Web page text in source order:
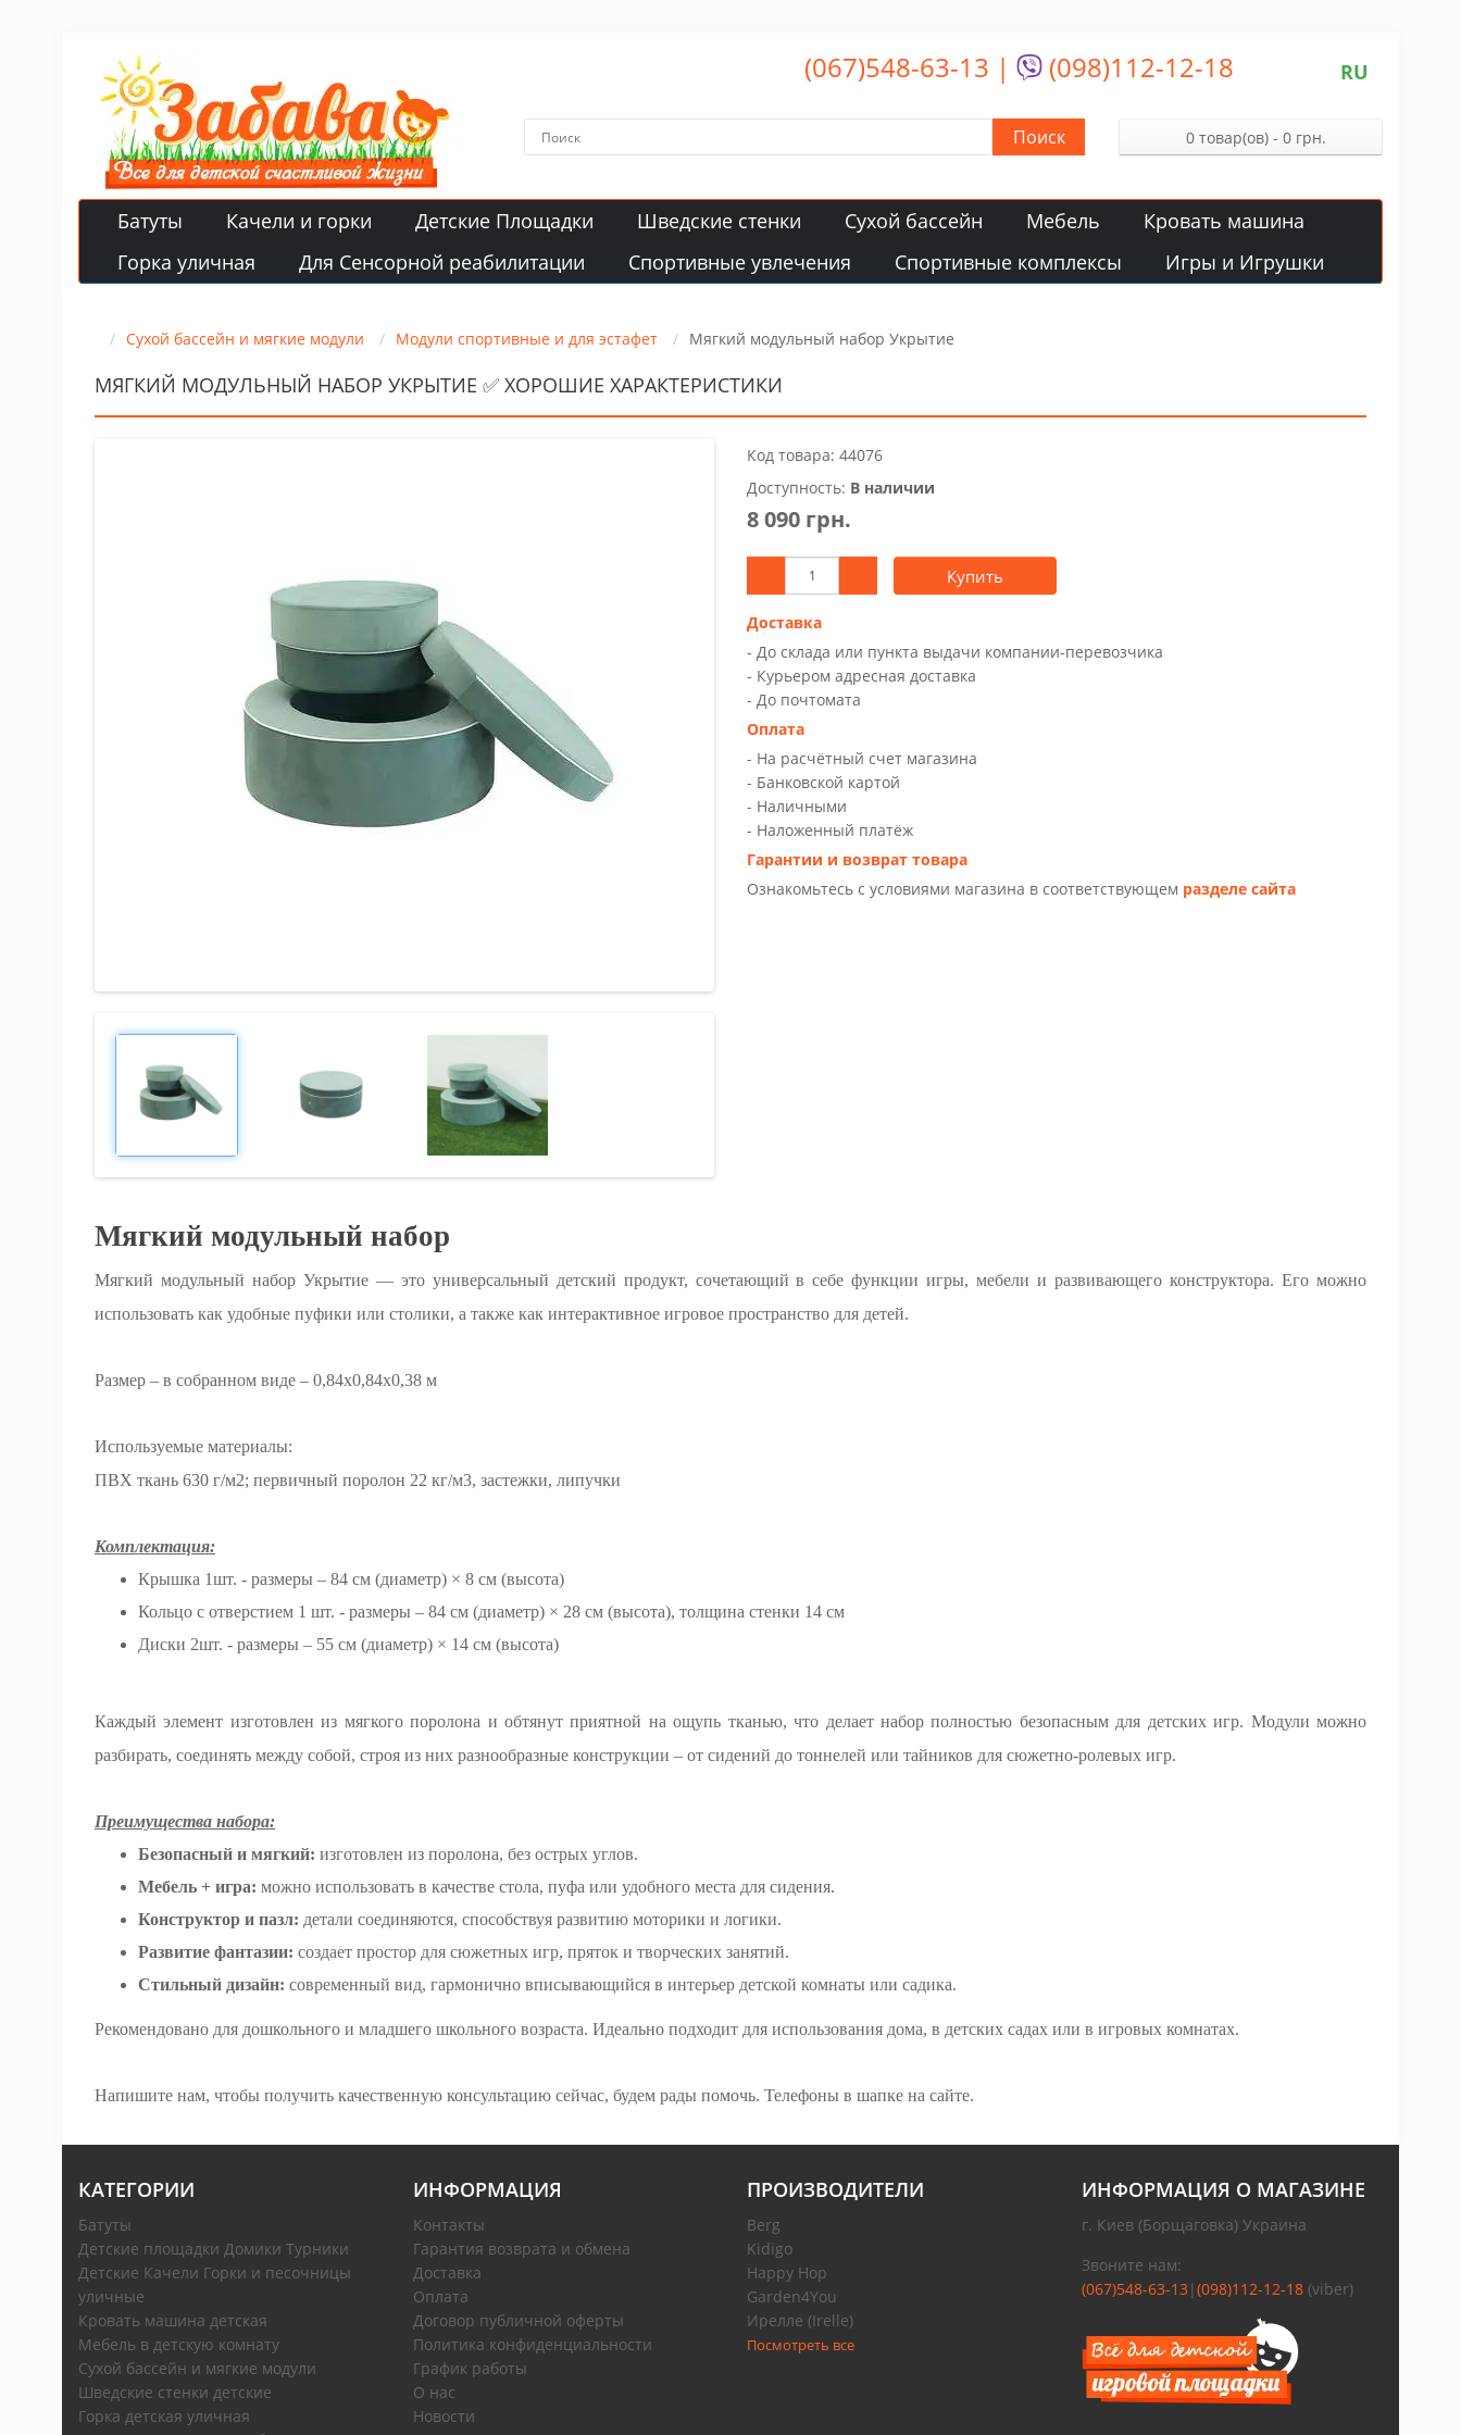
(067)548-63-13 | (098)112-12-18 RU
Поиск 0 товар(ов) - 0 грн.
Батуты Качели и горки Детские Площадки Шведские стенки Сухой бассейн Мебель
Кровать машина
Горка уличная
Для Сенсорной реабилитации Спортивные увлечения Спортивные комплексы Игры и Игрушки
Сухой бассейн и мягкие модули Модули спортивные и для эстафет Мягкий модульный набор Укрытие
МЯГКИЙ МОДУЛЬНЫЙ НАБОР УКРЫТИЕ ✅ ХОРОШИЕ ХАРАКТЕРИСТИКИ
Код товара: 44076
Доступность: В наличии
8 090 грн.
Купить
Доставка
- До склада или пункта выдачи компании-перевозчика
- Курьером адресная доставка
- До почтомата
Оплата
- На расчётный счет магазина
- Банковской картой
- Наличными
- Наложенный платёж
Гарантии и возврат товара
Ознакомьтесь с условиями магазина в соответствующем разделе сайта
Мягкий модульный набор
Мягкий модульный набор Укрытие — это универсальный детский продукт, сочетающий в себе функции игры, мебели и развивающего конструктора. Его можно
использовать как удобные пуфики или столики, а также как интерактивное игровое пространство для детей.
Размер – в собранном виде – 0,84х0,84х0,38 м
Используемые материалы:
ПВХ ткань 630 г/м2; первичный поролон 22 кг/м3, застежки, липучки
Комплектация:
Крышка 1шт. - размеры – 84 см (диаметр) × 8 см (высота)
Кольцо с отверстием 1 шт. - размеры – 84 см (диаметр) × 28 см (высота), толщина стенки 14 см
Диски 2шт. - размеры – 55 см (диаметр) × 14 см (высота)
Каждый элемент изготовлен из мягкого поролона и обтянут приятной на ощупь тканью, что делает набор полностью безопасным для детских игр. Модули можно
разбирать, соединять между собой, строя из них разнообразные конструкции – от сидений до тоннелей или тайников для сюжетно-ролевых игр.
Преимущества набора:
Безопасный и мягкий: изготовлен из поролона, без острых углов.
Мебель + игра: можно использовать в качестве стола, пуфа или удобного места для сидения.
Конструктор и пазл: детали соединяются, способствуя развитию моторики и логики.
Развитие фантазии: создает простор для сюжетных игр, пряток и творческих занятий.
Стильный дизайн: современный вид, гармонично вписывающийся в интерьер детской комнаты или садика.
Рекомендовано для дошкольного и младшего школьного возраста. Идеально подходит для использования дома, в детских садах или в игровых комнатах.
Напишите нам, чтобы получить качественную консультацию сейчас, будем рады помочь. Телефоны в шапке на сайте.
КАТЕГОРИИ
Батуты
Детские площадки Домики Турники
Детские Качели Горки и песочницы
уличные
Кровать машина детская
Мебель в детскую комнату
Сухой бассейн и мягкие модули
Шведские стенки детские
Горка детская уличная
ИНФОРМАЦИЯ
Контакты
Гарантия возврата и обмена
Доставка
Оплата
Договор публичной оферты
Политика конфиденциальности
График работы
О нас
Новости
ПРОИЗВОДИТЕЛИ
Berg
Kidigo
Happy Hop
Garden4You
Ирелле (Irelle)
Посмотреть все
ИНФОРМАЦИЯ О МАГАЗИНЕ
г. Киев (Борщаговка) Украина
Звоните нам:
(067)548-63-13| (098)112-12-18(viber)